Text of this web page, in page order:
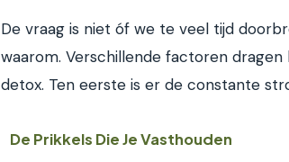
De vraag is niet óf we te veel tijd
waarom. Verschillende factoren
detox. Ten eerste is er de constante
De Prikkels Die Je Vasthouden